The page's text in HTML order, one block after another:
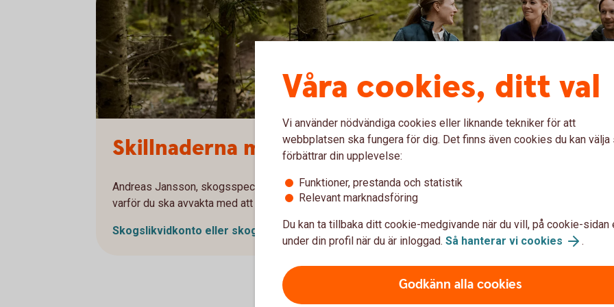
Skillnaderna mellan Skogslikvidkonto och
Andreas Jansson, skogsspecialist förklarar när du ska öppna ett Skogslikvidkonto och
varför du ska avvakta med att öppna ett Skogskonto.
Skogslikvidkonto eller skogskonto? Vi förklarar skillnaden
Våra cookies, ditt val
Vi använder nödvändiga cookies eller liknande tekniker för att
webbplatsen ska fungera för dig. Det finns även cookies du kan välja
förbättrar din upplevelse:
Funktioner, prestanda och statistik
Relevant marknadsföring
Du kan ta tillbaka ditt cookie-medgivande när du vill, på cookie-sidan
under din profil när du är inloggad. Så hanterar vi cookies .
Godkänn alla cookies